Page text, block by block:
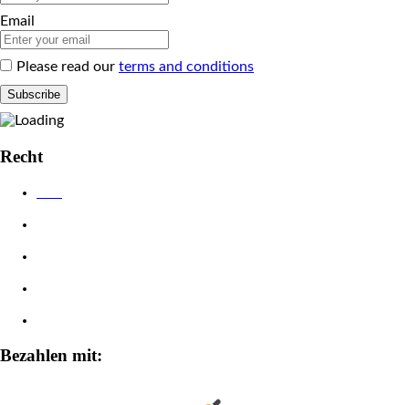
Email
Please read our terms and conditions
Recht
Bezahlen mit: